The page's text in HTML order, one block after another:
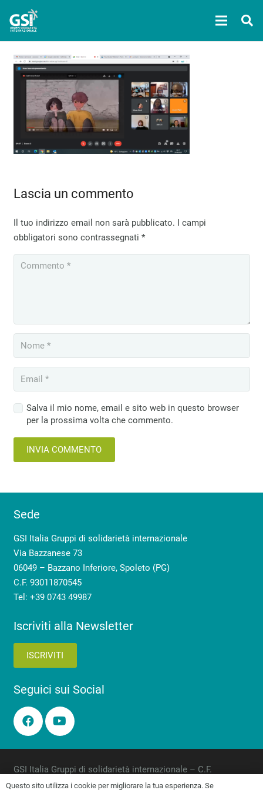
Lascia un commento
Il tuo indirizzo email non sarà pubblicato. I campi
obbligatori sono contrassegnati *
Salva il mio nome, email e sito web in questo browser
per la prossima volta che commento.
INVIA COMMENTO
Sede
GSI Italia Gruppi di solidarietà internazionale
Via Bazzanese 73
06049 – Bazzano Inferiore, Spoleto (PG)
C.F. 93011870545
Tel: +39 0743 49987
Iscriviti alla Newsletter
ISCRIVITI
Seguici sui Social
GSI Italia Gruppi di solidarietà internazionale – C.F.
93011870545
Questo sito utilizza i cookie per migliorare la tua esperienza. Se